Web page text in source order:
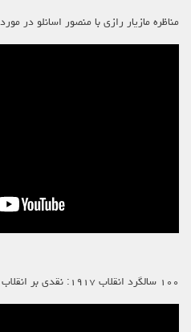
مناظره مازیار رازی با منصور اسانلو در
۱۰۰ سالگرد انقلاب ۱۹۱۷: نقدی بر انقلاب روسیه ۱۹۱۷